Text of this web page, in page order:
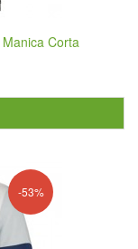
Corta
-53%